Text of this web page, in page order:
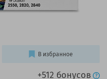
+512 бонусов
В избранное